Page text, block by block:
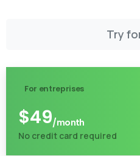
Try
For entreprises
$49/month
No credit card required